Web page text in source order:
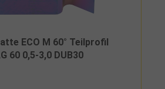
ECO M 60° Teilprofil
60 0,5-3,0 DUB30